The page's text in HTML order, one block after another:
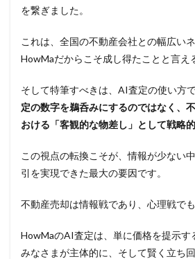
を繋ぎました。
これは、全国の不動産会社との幅広い
HowMaだからこそ成し得たことと言え
そして特筆すべきは、AI査定の使い方
定の数字を鵜呑みにするのではなく、
おける「客観的な物差し」として戦略
この視点の転換こそが、情報が少ない
引を実現できた最大の要因です。
不動産売却は情報戦であり、心理戦でも
HowMaのAI査定は、単に価格を提示す
みなさまが主体的に、そして賢く立ち